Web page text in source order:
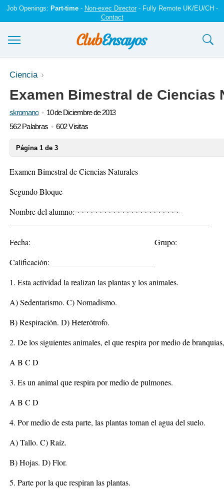
Job Openings: Part-time- Non-exec Director- Fully Remote UK/EU/CH -
Contact
Ensayos y trabajos
Registrarse
Iniciar sesión
Ciencia
Examen Bimestral de Ciencias
skromano
10 de Diciembre de 2013
562 Palabras
602 Visitas
Página 1 de 3
Examen Bimestral de Ciencias Naturales
Segundo Bloque
Nombre del alumno:¬¬¬¬¬¬¬¬¬¬¬¬¬¬¬¬¬¬¬¬¬¬¬-
Fecha: ______________________________ Grupo:
Calificación: __________________________
1. Esta actividad la realizan las plantas y los animales.
A) Sedentarismo. C) Nomadismo.
B) Respiración. D) Heterótrofo.
2. De los siguientes animales, el que respira por medio de
A B C D
3. Es un animal que respira por medio de pulmones.
A B C D
4. Por medio de esta parte, las plantas toman el agua del suelo.
A) Tallo. C) Raíz.
B) Hojas. D) Flor.
5. Parte por la que respiran las plantas.